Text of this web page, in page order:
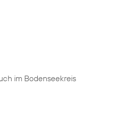
im Bodenseekreis